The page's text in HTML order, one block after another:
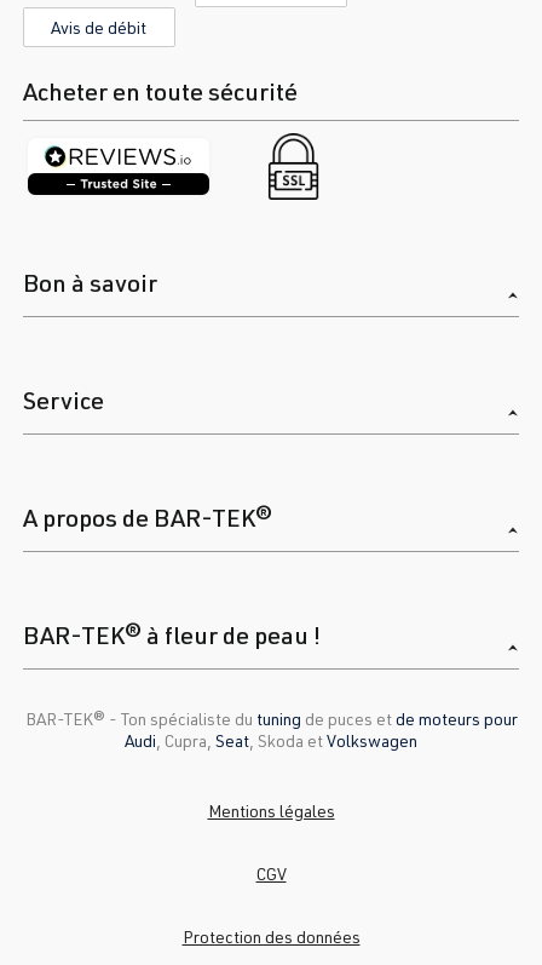
Avis de débit
Acheter en toute sécurité
Bon à savoir
Service
A propos de BAR-TEK®
BAR-TEK® à fleur de peau !
BAR-TEK®️ - Ton spécialiste du tuning de puces etde moteurs pour
Audi , Cupra, Seat , Skoda etVolkswagen
Mentions légales
CGV
Protection des données